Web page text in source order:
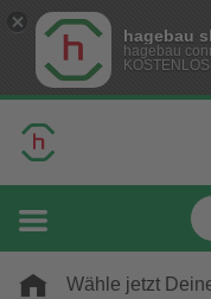
hagebau
hagebau
Wähle jetzt